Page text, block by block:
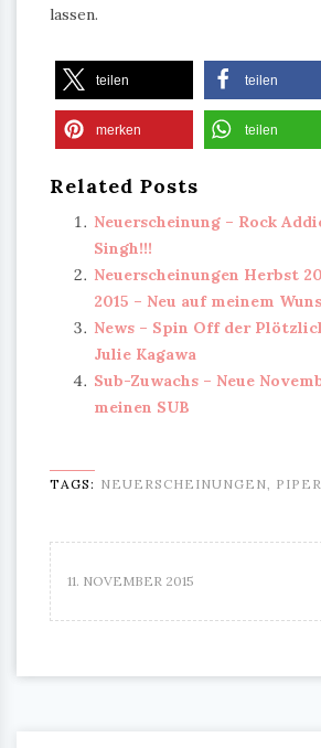
lassen.
teilen teilen
merken teilen
Related Posts
Neuerscheinung – Rock
Singh!!!
Neuerscheinungen Herbst
2015 – Neu auf meinem
News – Spin Off der
Julie Kagawa
Sub-Zuwachs – Neue
meinen SUB
TAGS: NEUERSCHEINUNGEN, PIPER
11. NOVEMBER 2015